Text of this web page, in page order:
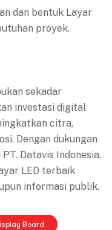
dan bentuk Layar
proyek.
sekadar
investasi digital
citra,
Dengan dukungan
Datavis Indonesia,
LED terbaik
informasi publik.
Board